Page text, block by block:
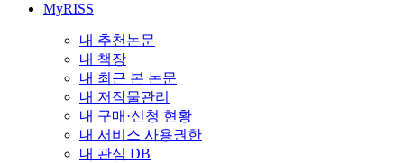
MyRISS
내 추천논문
내 책장
내 최근 본 논문
내 저작물관리
내 구매·신청 현황
내 서비스 사용권한
내 관심 DB